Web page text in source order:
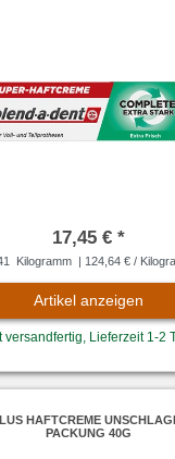
17,45 € *
Kilogramm | 124,64 € /
Artikel anzeigen
versandfertig, Lieferzeit 1-2
HAFTCREME
PACKUNG 40G